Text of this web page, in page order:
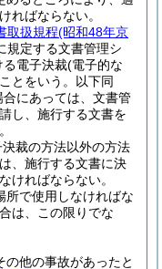
ればならない。
取扱規程(昭和48年京
規定する文書管理シ
る電子決裁(電子的な
とをいう。以下同
にあっては、文書管
し、施行する文書を
裁の方法以外の方法
、施行する文書に決
ければならない。
所で使用しなければな
は、この限りでな
他の事故があったと